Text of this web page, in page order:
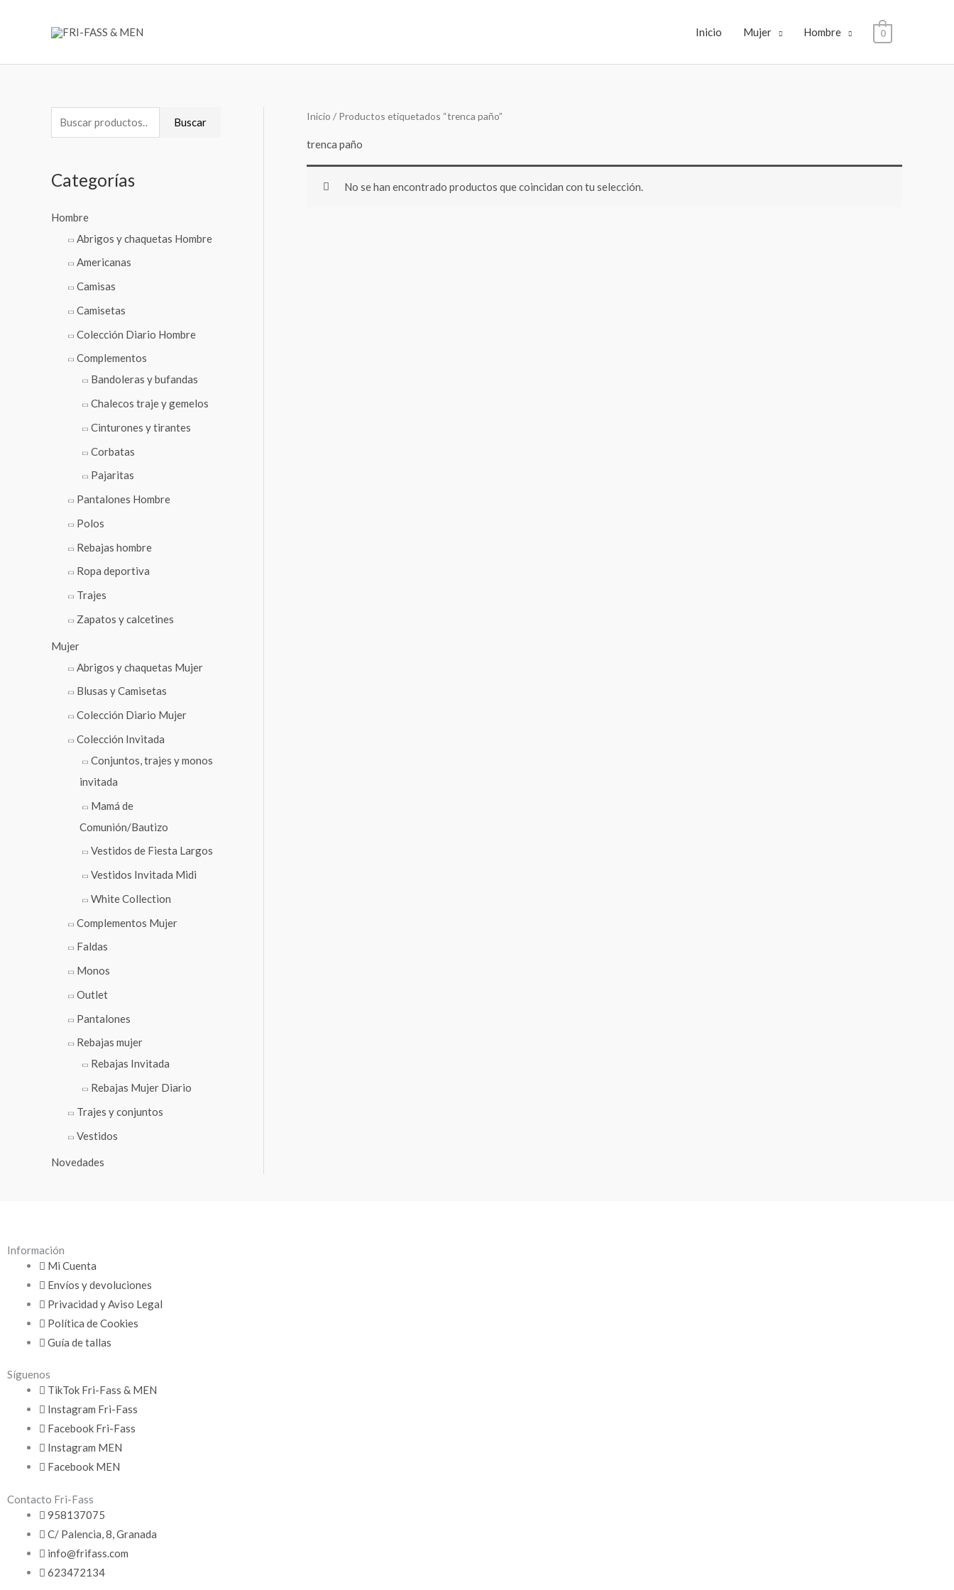
Inicio Mujer Hombre 0
u
c
r
Buscar
Categorías
Hombre
Abrigos y chaquetas Hombre
Americanas
Camisas
Camisetas
Colección Diario Hombre
Complementos
Bandoleras y bufandas
Chalecos traje y gemelos
Cinturones y tirantes
Corbatas
Pajaritas
Pantalones Hombre
Polos
Rebajas hombre
Ropa deportiva
Trajes
Zapatos y calcetines
Mujer
Abrigos y chaquetas Mujer
Blusas y Camisetas
Colección Diario Mujer
Colección Invitada
Conjuntos, trajes y monos
invitada
Mamá de
Comunión/Bautizo
Vestidos de Fiesta Largos
Vestidos Invitada Midi
White Collection
Complementos Mujer
Faldas
Monos
Outlet
Pantalones
Rebajas mujer
Rebajas Invitada
Rebajas Mujer Diario
Trajes y conjuntos
Vestidos
Novedades
Inicio / Productos etiquetados “trenca paño”
trenca paño
No se han encontrado productos que coincidan con tu selección.
Información
Mi Cuenta
Envíos y devoluciones
Privacidad y Aviso Legal
Política de Cookies
Guía de tallas
Síguenos
TikTok Fri-Fass & MEN
Instagram Fri-Fass
Facebook Fri-Fass
Instagram MEN
Facebook MEN
Contacto Fri-Fass
958137075
C/ Palencia, 8, Granada
info@frifass.com
623472134